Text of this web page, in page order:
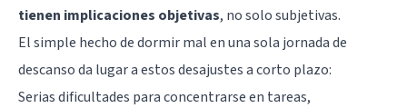
tienen implicaciones objetivas, no solo subjetivas.
El simple hecho de dormir mal en una sola jornada de
descanso da lugar a estos desajustes a corto plazo:
Serias dificultades para concentrarse en tareas,